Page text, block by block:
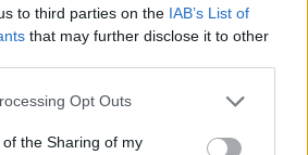
to third parties on the IAB’s List of
that may further disclose it to other
app uses one or more Google
or usage behaviour. You may click to
Opt Outs
the Sharing of my
Candy